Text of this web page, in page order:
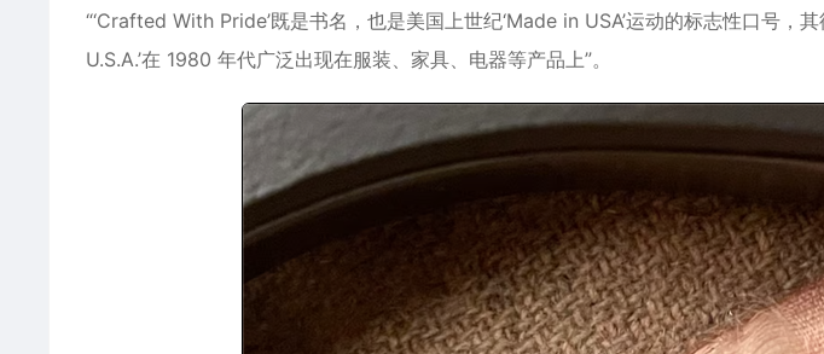
“‘Crafted With Pride’既是书名，也是美国上世纪‘Made in USA’运动的标志性口号，
U.S.A.’在 1980 年代广泛出现在服装、家具、电器等产品上”。